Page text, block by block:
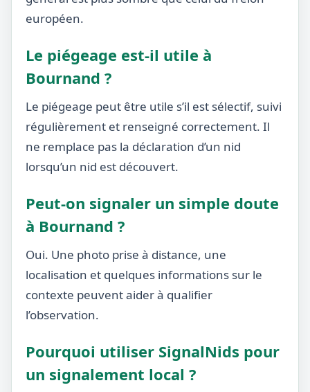
européen.
Le piégeage est-il utile à
Bournand ?
Le piégeage peut être utile s’il est sélectif, suivi
régulièrement et renseigné correctement. Il
ne remplace pas la déclaration d’un nid
lorsqu’un nid est découvert.
Peut-on signaler un simple doute
à Bournand ?
Oui. Une photo prise à distance, une
localisation et quelques informations sur le
contexte peuvent aider à qualifier
l’observation.
Pourquoi utiliser SignalNids pour
un signalement local ?